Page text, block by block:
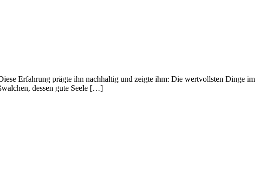
Erfahrung prägte ihn nachhaltig und zeigte ihm: Die wertvollsten Dinge im
dessen gute Seele […]